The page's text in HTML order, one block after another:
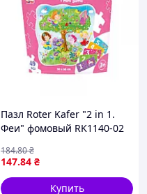
Пазл Roter Kafer "2 in 1.
Феи" фомовый RK1140-02
147.84 ₴
184.80₴
Купить